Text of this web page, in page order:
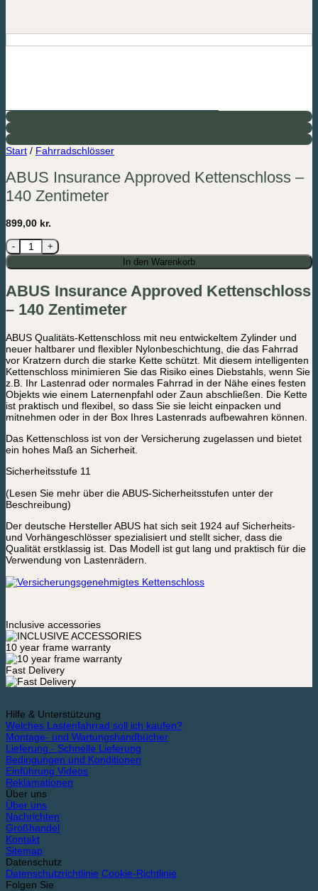
Start / Fahrradschlösser
ABUS Insurance Approved Kettenschloss –
140 Zentimeter
899,00 kr.
ABUS Insurance Approved Kettenschloss - 140 Zentimeter Menge
In den Warenkorb
ABUS Insurance Approved Kettenschloss
– 140 Zentimeter
ABUS Qualitäts-Kettenschloss mit neu entwickeltem Zylinder und
neuer haltbarer und flexibler Nylonbeschichtung, die das Fahrrad
vor Kratzern durch die starke Kette schützt. Mit diesem intelligenten
Kettenschloss minimieren Sie das Risiko eines Diebstahls, wenn Sie
z.B. Ihr Lastenrad oder normales Fahrrad in der Nähe eines festen
Objekts wie einem Laternenpfahl oder Zaun abschließen. Die Kette
ist praktisch und flexibel, so dass Sie sie leicht einpacken und
mitnehmen oder in der Box Ihres Lastenrads aufbewahren können.
Das Kettenschloss ist von der Versicherung zugelassen und bietet
ein hohes Maß an Sicherheit.
Sicherheitsstufe 11
(Lesen Sie mehr über die ABUS-Sicherheitsstufen unter der
Beschreibung)
Der deutsche Hersteller ABUS hat sich seit 1924 auf Sicherheits-
und Vorhängeschlösser spezialisiert und stellt sicher, dass die
Qualität erstklassig ist. Das Modell ist gut lang und praktisch für die
Verwendung von Lastenrädern.
Inclusive accessories
10 year frame warranty
Fast Delivery
Hilfe & Unterstützung
Welches Lastenfahrrad soll ich kaufen?
Montage- und Wartungshandbücher
Lieferung - Schnelle Lieferung
Bedingungen und Konditionen
Einführung Videos
Reklamationen
Über uns
Über uns
Nachrichten
Großhandel
Kontakt
Sitemap
Datenschutz
Datenschutzrichtlinie Cookie-Richtlinie
Folgen Sie